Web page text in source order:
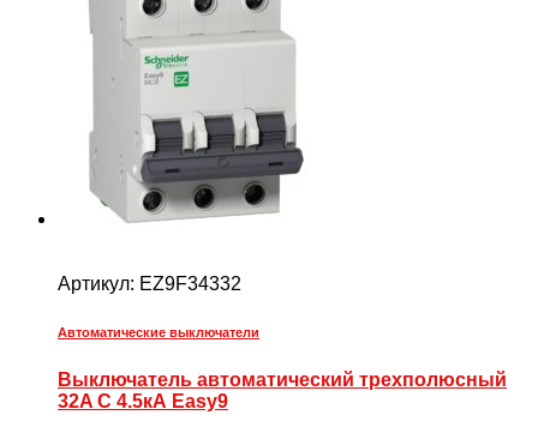
Артикул: EZ9F34332
Автоматические выключатели
Выключатель автоматический трехполюсный
32A C 4.5кА Easy9